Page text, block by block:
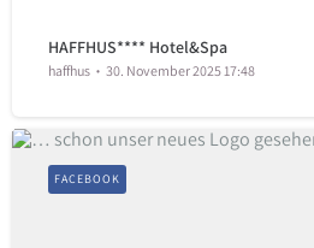
HAFFHUS**** Hotel&Spa
haffhus 30. November 2025 17:48
FACEBOOK